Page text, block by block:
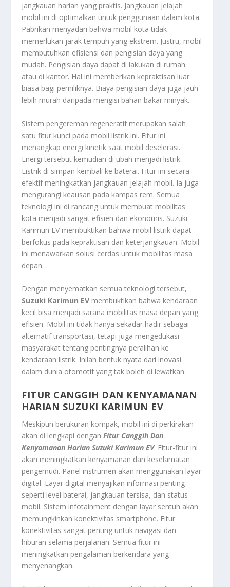
jangkauan harian yang praktis. Jangkauan jelajah
mobil ini di optimalkan untuk penggunaan dalam kota.
Pabrikan menyadari bahwa mobil kota tidak
memerlukan jarak tempuh yang ekstrem. Justru, mobil
membutuhkan efisiensi dan pengisian daya yang
mudah. Pengisian daya dapat di lakukan di rumah
atau di kantor. Hal ini memberikan kepraktisan luar
biasa bagi pemiliknya. Biaya pengisian daya juga jauh
lebih murah daripada mengisi bahan bakar minyak.
Sistem pengereman regeneratif merupakan salah
satu fitur kunci pada mobil listrik ini. Fitur ini
menangkap energi kinetik saat mobil deselerasi.
Energi tersebut kemudian di ubah menjadi listrik.
Listrik di simpan kembali ke baterai. Fitur ini secara
efektif meningkatkan jangkauan jelajah mobil. Ia juga
mengurangi keausan pada kampas rem. Semua
teknologi ini di rancang untuk membuat mobilitas
kota menjadi sangat efisien dan ekonomis. Suzuki
Karimun EV membuktikan bahwa mobil listrik dapat
berfokus pada kepraktisan dan keterjangkauan. Mobil
ini menawarkan solusi cerdas untuk mobilitas masa
depan.
Dengan menyematkan semua teknologi tersebut,
Suzuki Karimun EV membuktikan bahwa kendaraan
kecil bisa menjadi sarana mobilitas masa depan yang
efisien. Mobil ini tidak hanya sekadar hadir sebagai
alternatif transportasi, tetapi juga mengedukasi
masyarakat tentang pentingnya peralihan ke
kendaraan listrik. Inilah bentuk nyata dari inovasi
dalam dunia otomotif yang tak boleh di lewatkan.
FITUR CANGGIH DAN KENYAMANAN
HARIAN SUZUKI KARIMUN EV
Meskipun berukuran kompak, mobil ini di perkirakan
akan di lengkapi denganFitur Canggih Dan
Kenyamanan Harian Suzuki Karimun EV. Fitur-fitur ini
akan meningkatkan kenyamanan dan keselamatan
pengemudi. Panel instrumen akan menggunakan layar
digital. Layar digital menyajikan informasi penting
seperti level baterai, jangkauan tersisa, dan status
mobil. Sistem infotainment dengan layar sentuh akan
memungkinkan konektivitas smartphone. Fitur
konektivitas sangat penting untuk navigasi dan
hiburan selama perjalanan. Semua fitur ini
meningkatkan pengalaman berkendara yang
menyenangkan.